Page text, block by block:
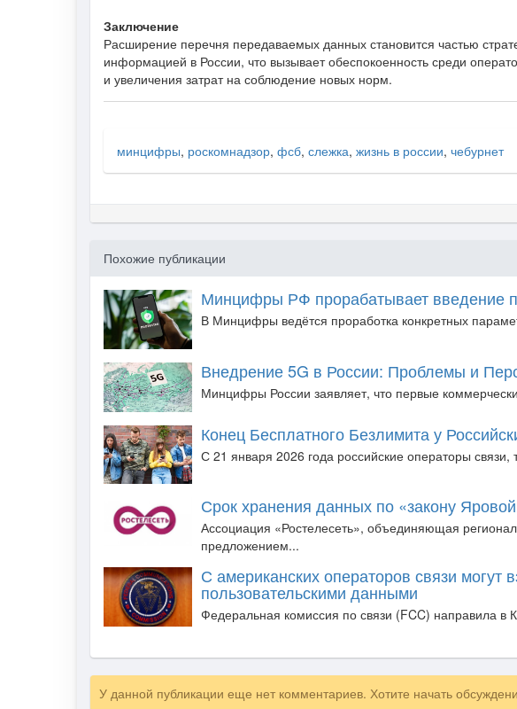
Заключение
Расширение перечня передаваемых данных становится частью
информацией в России, что вызывает обеспокоенность среди
и увеличения затрат на соблюдение новых норм.
минцифры, роскомнадзор, фсб, слежка, жизнь в россии, чебурнет
Похожие публикации
Минцифры РФ прорабатывает введение
В Минцифры ведётся проработка конкретных
Внедрение 5G в России: Проблемы и
Минцифры России заявляет, что первые
Конец Бесплатного Безлимита у
С 21 января 2026 года российские операторы
Срок хранения данных по «закону
Ассоциация «Ростелесеть», объединяющая
предложением...
С американских операторов связи могут
пользовательскими данными
Федеральная комиссия по связи (FCC) направила в
У данной публикации еще нет комментариев. Хотите начать